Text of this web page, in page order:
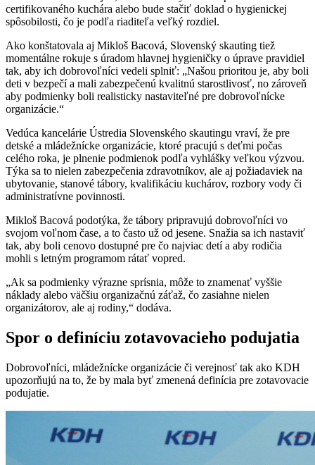
certifikovaného kuchára alebo bude stačiť doklad o hygienickej
spôsobilosti, čo je podľa riaditeľa veľký rozdiel.
Ako konštatovala aj Mikloš Bacová, Slovenský skauting tiež
momentálne rokuje s úradom hlavnej hygieničky o úprave pravidiel
tak, aby ich dobrovoľníci vedeli splniť: „Našou prioritou je, aby boli
deti v bezpečí a mali zabezpečenú kvalitnú starostlivosť, no zároveň
aby podmienky boli realisticky nastaviteľné pre dobrovoľnícke
organizácie.“
Vedúca kancelárie Ústredia Slovenského skautingu vraví, že pre
detské a mládežnícke organizácie, ktoré pracujú s deťmi počas
celého roka, je plnenie podmienok podľa vyhlášky veľkou výzvou.
Týka sa to nielen zabezpečenia zdravotníkov, ale aj požiadaviek na
ubytovanie, stanové tábory, kvalifikáciu kuchárov, rozbory vody či
administratívne povinnosti.
Mikloš Bacová podotýka, že tábory pripravujú dobrovoľníci vo
svojom voľnom čase, a to často už od jesene. Snažia sa ich nastaviť
tak, aby boli cenovo dostupné pre čo najviac detí a aby rodičia
mohli s letným programom rátať vopred.
„Ak sa podmienky výrazne sprísnia, môže to znamenať vyššie
náklady alebo väčšiu organizačnú záťaž, čo zasiahne nielen
organizátorov, ale aj rodiny,“ dodáva.
Spor o definíciu zotavovacieho podujatia
Dobrovoľníci, mládežnícke organizácie či verejnosť tak ako KDH
upozorňujú na to, že by mala byť zmenená definícia pre zotavovacie
podujatie.